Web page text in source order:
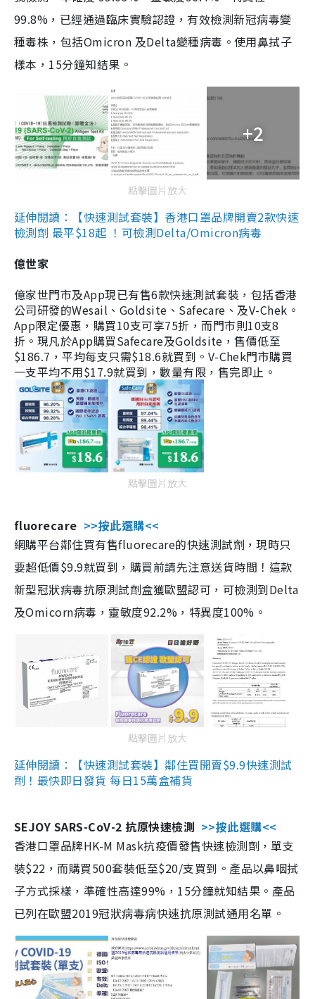
99.8%，已經通過臨床實驗認證，有效檢測新冠病毒變
種毒株，包括Omicron 及Delta變種病毒。使用鼻拭子
樣本，15分鐘知結果。
+2
點擊圖片放大
延伸閱讀：【快速測試套裝】香港口罩品牌開賣2款快速
檢測劑 最平$18起 ！可檢測Delta/Omicron病毒
億世家
億家世門市及App現已有售6款快速測試套裝，包括香港
公司研發的Wesail、Goldsite、Safecare、及V-Chek。
App限定優惠，購買10支可享75折，而門市則10支8
折。現凡於App購買Safecare及Goldsite，售價低至
$186.7，平均每支只需$18.6就買到。V-Chek門市購買
一支平均不用$17.9就買到，數量有限，售完即止。
點擊圖片放大
fluorecare >>按此選購<<
網購平台鄰住買有售fluorecare的快速測試劑，現時只
要超低價$9.9就買到，購買前請先注意送貨時間！這款
新型冠狀病毒抗原測試劑盒獲歐盟認可，可檢測到Delta
及Omicorn病毒，靈敏度92.2%，特異度100%。
點擊圖片放大
延伸閱讀：【快速測試套裝】鄰住買開賣$9.9快速測試
劑！最快即日發貨 每日15萬盒補貨
SEJOY SARS-CoV-2 抗原快速檢測 >>按此選購<<
香港口罩品牌HK-M Mask抗疫價發售快速檢測劑，單支
裝$22，而購買500套裝低至$20/支買到。產品以鼻咽拭
子方式採樣，準確性高達99%，15分鐘就知結果。產品
已列在歐盟2019冠狀病毒病快速抗原測試通用名單。